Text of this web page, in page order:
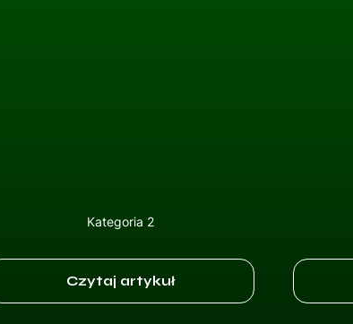
Kategoria 2
Czytaj artykuł